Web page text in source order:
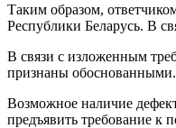
Таким образом,
Республики Беларусь. В
В связи с изложенным
признаны обоснованными.
Возможное наличие
предъявить требование к